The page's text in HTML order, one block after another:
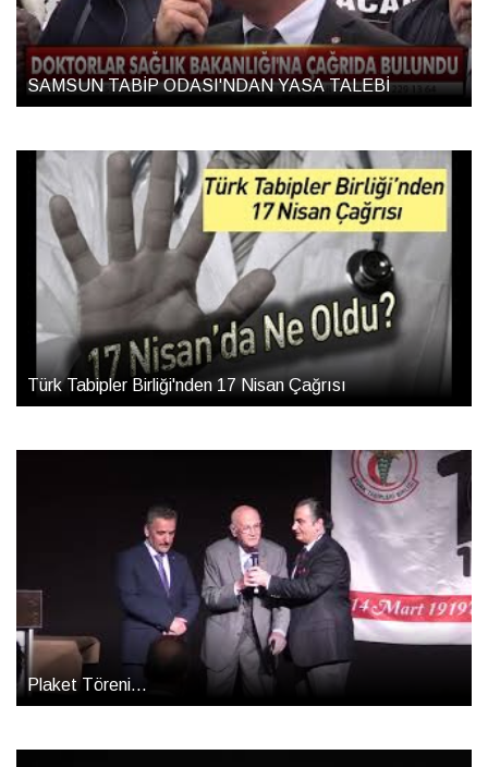
SAMSUN TABİP ODASI'NDAN YASA TALEBİ
Türk Tabipler Birliği'nden 17 Nisan Çağrısı
Plaket Töreni...